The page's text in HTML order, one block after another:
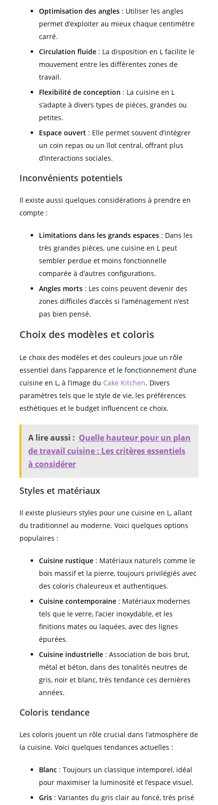
Optimisation des angles : Utiliser les angles
permet d’exploiter au mieux chaque centimètre
carré.
Circulation fluide : La disposition en L facilite le
mouvement entre les différentes zones de
travail.
Flexibilité de conception : La cuisine en L
s’adapte à divers types de pièces, grandes ou
petites.
Espace ouvert : Elle permet souvent d’intégrer
un coin repas ou un îlot central, offrant plus
d’interactions sociales.
Inconvénients potentiels
Il existe aussi quelques considérations à prendre en
compte :
Limitations dans les grands espaces : Dans les
très grandes pièces, une cuisine en L peut
sembler perdue et moins fonctionnelle
comparée à d’autres configurations.
Angles morts : Les coins peuvent devenir des
zones difficiles d’accès si l’aménagement n’est
pas bien pensé.
Choix des modèles et coloris
Le choix des modèles et des couleurs joue un rôle
essentiel dans l’apparence et le fonctionnement d’une
cuisine en L, à l’image du Cake Kitchen. Divers
paramètres tels que le style de vie, les préférences
esthétiques et le budget influencent ce choix.
A lire aussi : Quelle hauteur pour un plan
de travail cuisine : Les critères essentiels
à considérer
Styles et matériaux
Il existe plusieurs styles pour une cuisine en L, allant
du traditionnel au moderne. Voici quelques options
populaires :
Cuisine rustique : Matériaux naturels comme le
bois massif et la pierre, toujours privilégiés avec
des coloris chaleureux et authentiques.
Cuisine contemporaine : Matériaux modernes
tels que le verre, l’acier inoxydable, et les
finitions mates ou laquées, avec des lignes
épurées.
Cuisine industrielle : Association de bois brut,
métal et béton, dans des tonalités neutres de
gris, noir et blanc, très tendance ces dernières
années.
Coloris tendance
Les coloris jouent un rôle crucial dans l’atmosphère de
la cuisine. Voici quelques tendances actuelles :
Blanc : Toujours un classique intemporel, idéal
pour maximiser la luminosité et l’espace visuel.
Gris : Variantes du gris clair au foncé, très prisé